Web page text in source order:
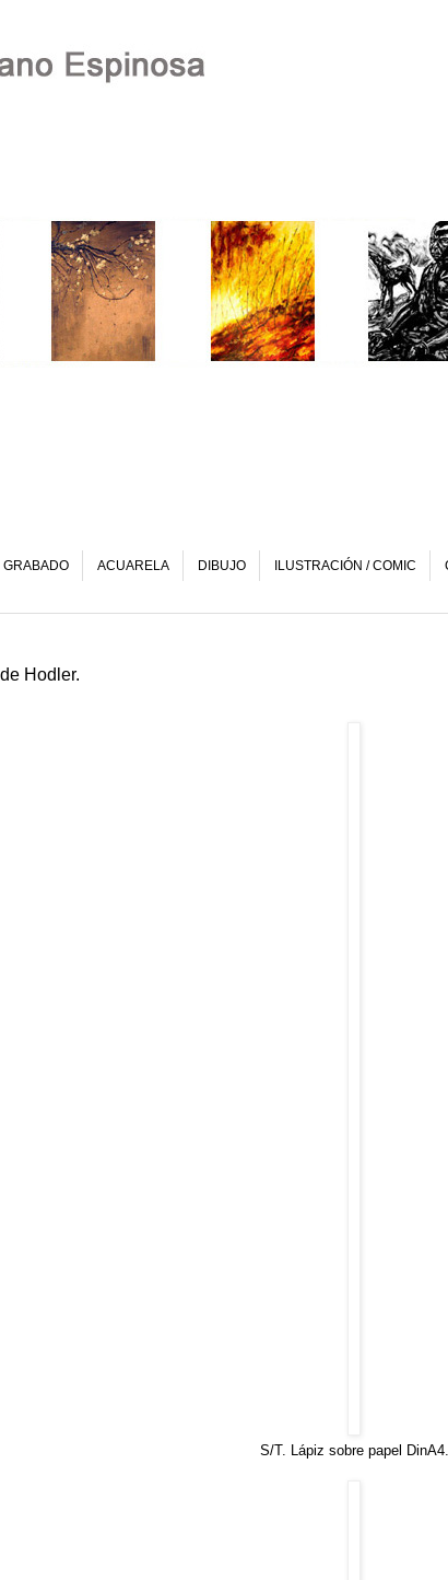
GRABADO ACUARELA DIBUJO ILUSTRACIÓN / COMIC
Hodler.
S/T. Lápiz sobre papel DinA4.